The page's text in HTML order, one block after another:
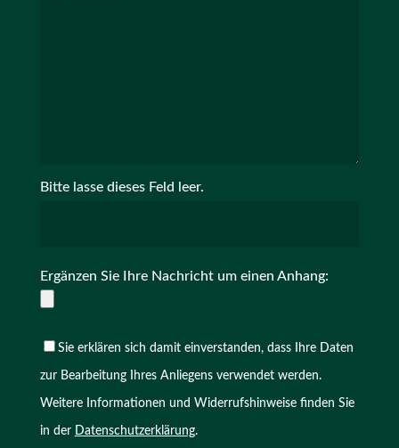
Bitte lasse dieses Feld leer.
Ergänzen Sie Ihre Nachricht um einen Anhang:
Sie erklären sich damit einverstanden, dass Ihre Daten
zur Bearbeitung Ihres Anliegens verwendet werden.
Weitere Informationen und Widerrufshinweise finden Sie
in der Datenschutzerklärung.